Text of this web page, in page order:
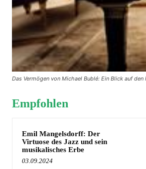
Das Vermögen von Michael Bublé: Ein Blick auf
Empfohlen
Emil Mangelsdorff: Der
Virtuose des Jazz und sein
musikalisches Erbe
03.09.2024